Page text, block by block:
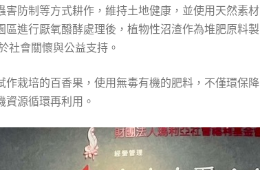
防制等方式耕作，維持土地健康，並使用天然素材
進行厭氧醱酵處理後，植物性沼渣作為堆肥原料製
社會關懷與公益支持。
栽培的百香果，使用無毒有機的肥料，不僅環保降
源循環再利用。